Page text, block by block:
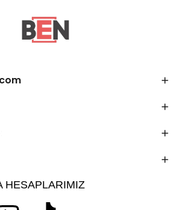
HESAPLARIMIZ